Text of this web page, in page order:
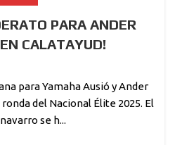
PARA ANDER
CALATAYUD!
para Yamaha Ausió y Ander
del Nacional Élite 2025. El
se h...